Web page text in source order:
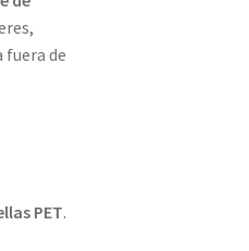
fuera de
PET.